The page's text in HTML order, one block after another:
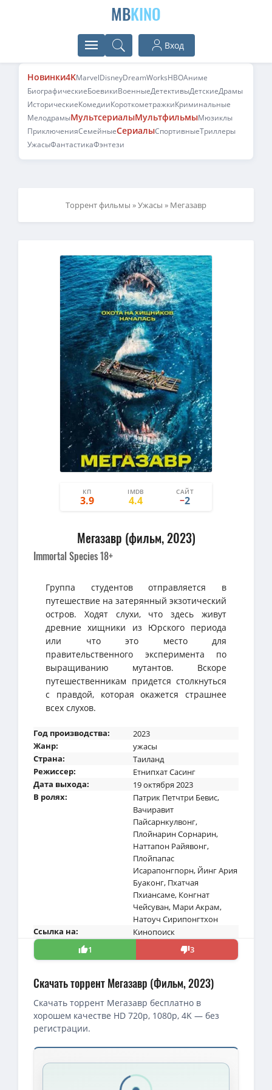
MBKINO
Вход
Новинки4KMarvelDisneyDreamWorksHBOАниме
БиографическиеБоевикиВоенныеДетективыДетскиеДрамы
ИсторическиеКомедииКороткометражкиКриминальные
МелодрамыМультсериалыМультфильмыМюзиклы
ПриключенияСемейныеСериалыСпортивныеТриллеры
УжасыФантастикаФэнтези
Торрент фильмы »Ужасы » Мегазавр
КП
3.9
IMDB
4.4
САЙТ
13
−2
Мегазавр (фильм, 2023)
Immortal Species 18+
Группа студентов отправляется в
путешествие на затерянный экзотический
остров. Ходят слухи, что здесь живут
древние хищники из Юрского периода
или что это место для
правительственного эксперимента по
выращиванию мутантов. Вскоре
путешественникам придется столкнуться
с правдой, которая окажется страшнее
всех слухов.
Год производства:
2023
Жанр:
ужасы
Страна:
Таиланд
Режиссер:
Етнипхат Сасинг
Дата выхода:
19 октября 2023
В ролях:
Патрик Петчтри Бевис,
Вачиравит
Пайсарнкулвонг,
Плойнарин Сорнарин,
Наттапон Райявонг,
Плойпапас
Исарапонгпорн, Йинг Ария
Буаконг, Пхатчая
Пхиансаме, Конгнат
Чейсуван, Мари Акрам,
Натоуч Сирипонгтхон
Ссылка на:
Кинопоиск
1
3
Скачать торрент Мегазавр (Фильм, 2023)
Скачать торрент Мегазавр бесплатно в
хорошем качестве HD 720p, 1080p, 4K — без
регистрации.
Скачать торрент — Мегазавр / Immortal Species 18 (2023)
Мегазавр / Immortal Species (Етнипхат Сасинг / Jetniphat